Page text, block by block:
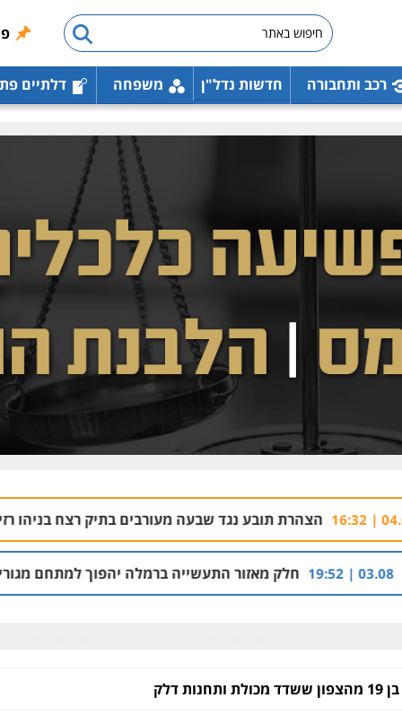
רכב ותחבורה חדשות נדל"ן משפחה דלתיים
תובע נגד שבעה מעורבים בתיק רצח בניהו רזי בירושלים
חלק מאזור התעשייה ברמלה יהפוך למתחם מגורים עם 1,700 יחידות דיור
דלק